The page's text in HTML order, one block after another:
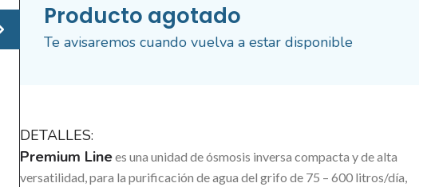
Producto agotado
Te avisaremos cuando vuelva a estar disponible
DETALLES:
Premium Linees una unidad de ósmosis inversa compacta y de alta
versatilidad, para la purificación de agua del grifo de 75 – 600 litros/día,